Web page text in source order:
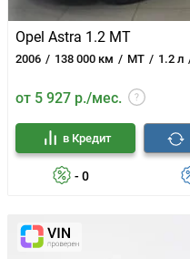
Opel Astra 1.2 MT
2006 138 000 км MT 1.2 л
от 5 927 р./мес.
- 0
в Кредит